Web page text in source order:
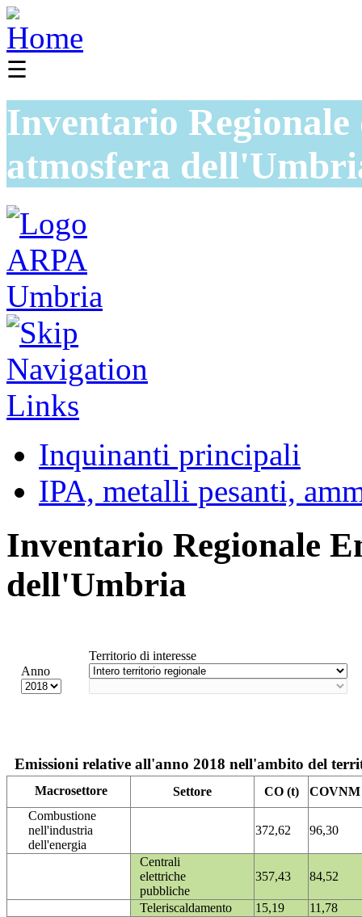
☰
Inventario
atmosfera
Inquinanti principali
IPA, metalli pesanti,
Inventario Regionale
dell'Umbria
Anno
Territorio di interesse
Emissioni relative all'anno 2018 nell'ambito del
Macrosettore Settore CO (t)
COVNM
Combustione
nell'industria
dell'energia
372,62 96,30
Centrali
elettriche
pubbliche
357,43 84,52
Teleriscaldamento 15,19
11,78